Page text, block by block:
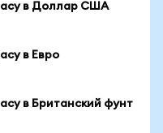
в Доллар США
в Евро
в Британский фунт